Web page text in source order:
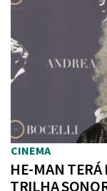
CINEMA
HE-MAN TERÁ
TRILHA